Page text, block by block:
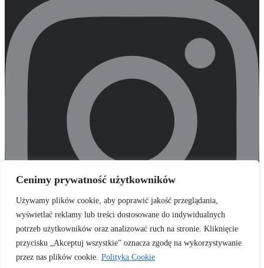
Cenimy prywatność użytkowników
Używamy plików cookie, aby poprawić jakość przeglądania,
wyświetlać reklamy lub treści dostosowane do indywidualnych
potrzeb użytkowników oraz analizować ruch na stronie. Kliknięcie
przycisku „Akceptuj wszystkie” oznacza zgodę na wykorzystywanie
przez nas plików cookie. Polityka Cookie